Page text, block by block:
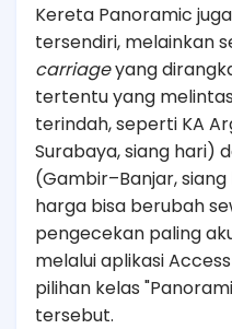
Kereta Panoramic
tersendiri, melainkan
carriageyang
tertentu yang
terindah, seperti KA
Surabaya, siang hari)
(Gambir–Banjar,
harga bisa berubah
pengecekan paling
melalui aplikasi
pilihan kelas
tersebut.